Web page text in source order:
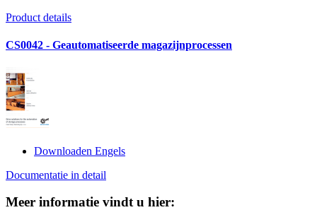
Product details
CS0042 - Geautomatiseerde magazijnprocessen
Downloaden Engels
Documentatie in detail
Meer informatie vindt u hier: